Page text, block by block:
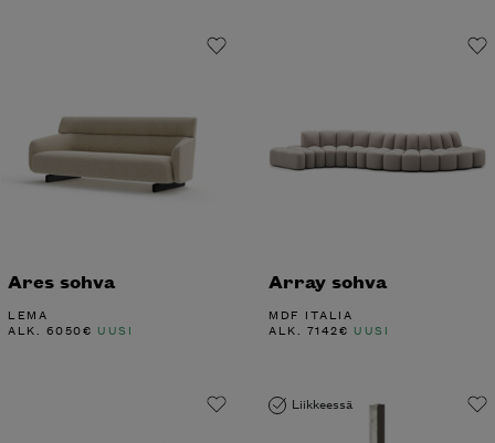
Ares sohva
LEMA
ALK. 6050€ UUSI
Array sohva
MDF ITALIA
ALK. 7142€ UUSI
Liikkeessä